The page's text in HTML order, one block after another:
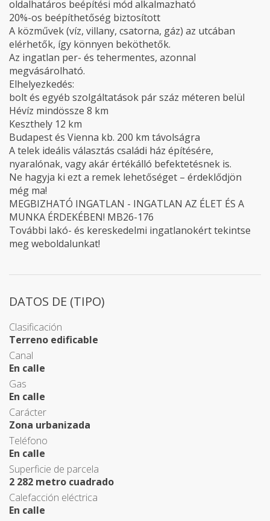
oldalhatáros beépítési mód alkalmazható
20%-os beépíthetőség biztosított
A közművek (víz, villany, csatorna, gáz) az utcában
elérhetők, így könnyen beköthetők.
Az ingatlan per- és tehermentes, azonnal
megvásárolható.
Elhelyezkedés:
bolt és egyéb szolgáltatások pár száz méteren belül
Hévíz mindössze 8 km
Keszthely 12 km
Budapest és Vienna kb. 200 km távolságra
A telek ideális választás családi ház építésére,
nyaralónak, vagy akár értékálló befektetésnek is.
Ne hagyja ki ezt a remek lehetőséget – érdeklődjön
még ma!
MEGBIZHATÓ INGATLAN - INGATLAN AZ ÉLET ÉS A
MUNKA ÉRDEKÉBEN! MB26-176
További lakó- és kereskedelmi ingatlanokért tekintse
meg weboldalunkat!
DATOS DE (TIPO)
Clasificación
Terreno edificable
Canal
En calle
Gas
En calle
Carácter
Zona urbanizada
Teléfono
En calle
Superficie de parcela
2 282 metro cuadrado
Calefacción eléctrica
En calle